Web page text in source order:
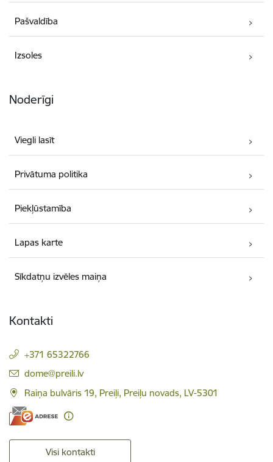
Pašvaldība
Izsoles
Noderīgi
Viegli lasīt
Privātuma politika
Piekļūstamība
Lapas karte
Sīkdatņu izvēles maiņa
Kontakti
+371 65322766
E-pasts:
dome@preili.lv
Raiņa bulvāris 19, Preiļi, Preiļu novads, LV-5301
Visi kontakti